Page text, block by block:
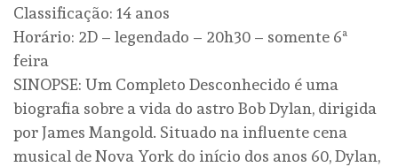
Classificação: 14 anos
Horário: 2D – legendado – 20h30 – somente 6ª
feira
SINOPSE: Um Completo Desconhecido é uma
biografia sobre a vida do astro Bob Dylan, dirigida
por James Mangold. Situado na influente cena
musical de Nova York do início dos anos 60, Dylan,